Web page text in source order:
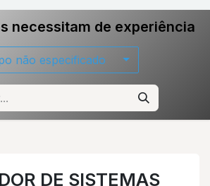
necessitam de experiência
não especificado
DE SISTEMAS